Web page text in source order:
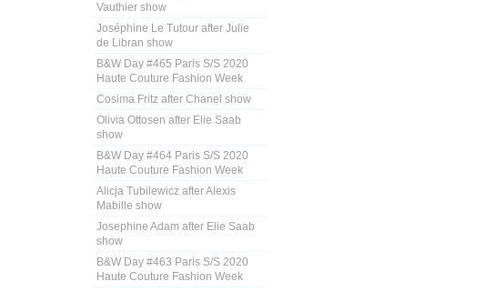
Vauthier show
Joséphine Le Tutour after Julie
de Libran show
B&W Day #465 Paris S/S 2020
Haute Couture Fashion Week
Cosima Fritz after Chanel show
Olivia Ottosen after Elie Saab
show
B&W Day #464 Paris S/S 2020
Haute Couture Fashion Week
Alicja Tubilewicz after Alexis
Mabille show
Josephine Adam after Elie Saab
show
B&W Day #463 Paris S/S 2020
Haute Couture Fashion Week